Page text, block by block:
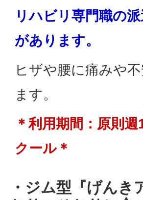
リハビリ専門職の
があります。
ヒザや腰に痛みや
ます。
＊利用期間：原則
クール＊
・ジム型『げん